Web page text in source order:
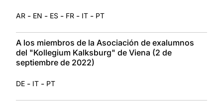
AR - EN - ES - FR - IT - PT
A los miembros de la Asociación de exalumnos
del "Kollegium Kalksburg" de Viena (2 de
septiembre de 2022)
DE - IT - PT